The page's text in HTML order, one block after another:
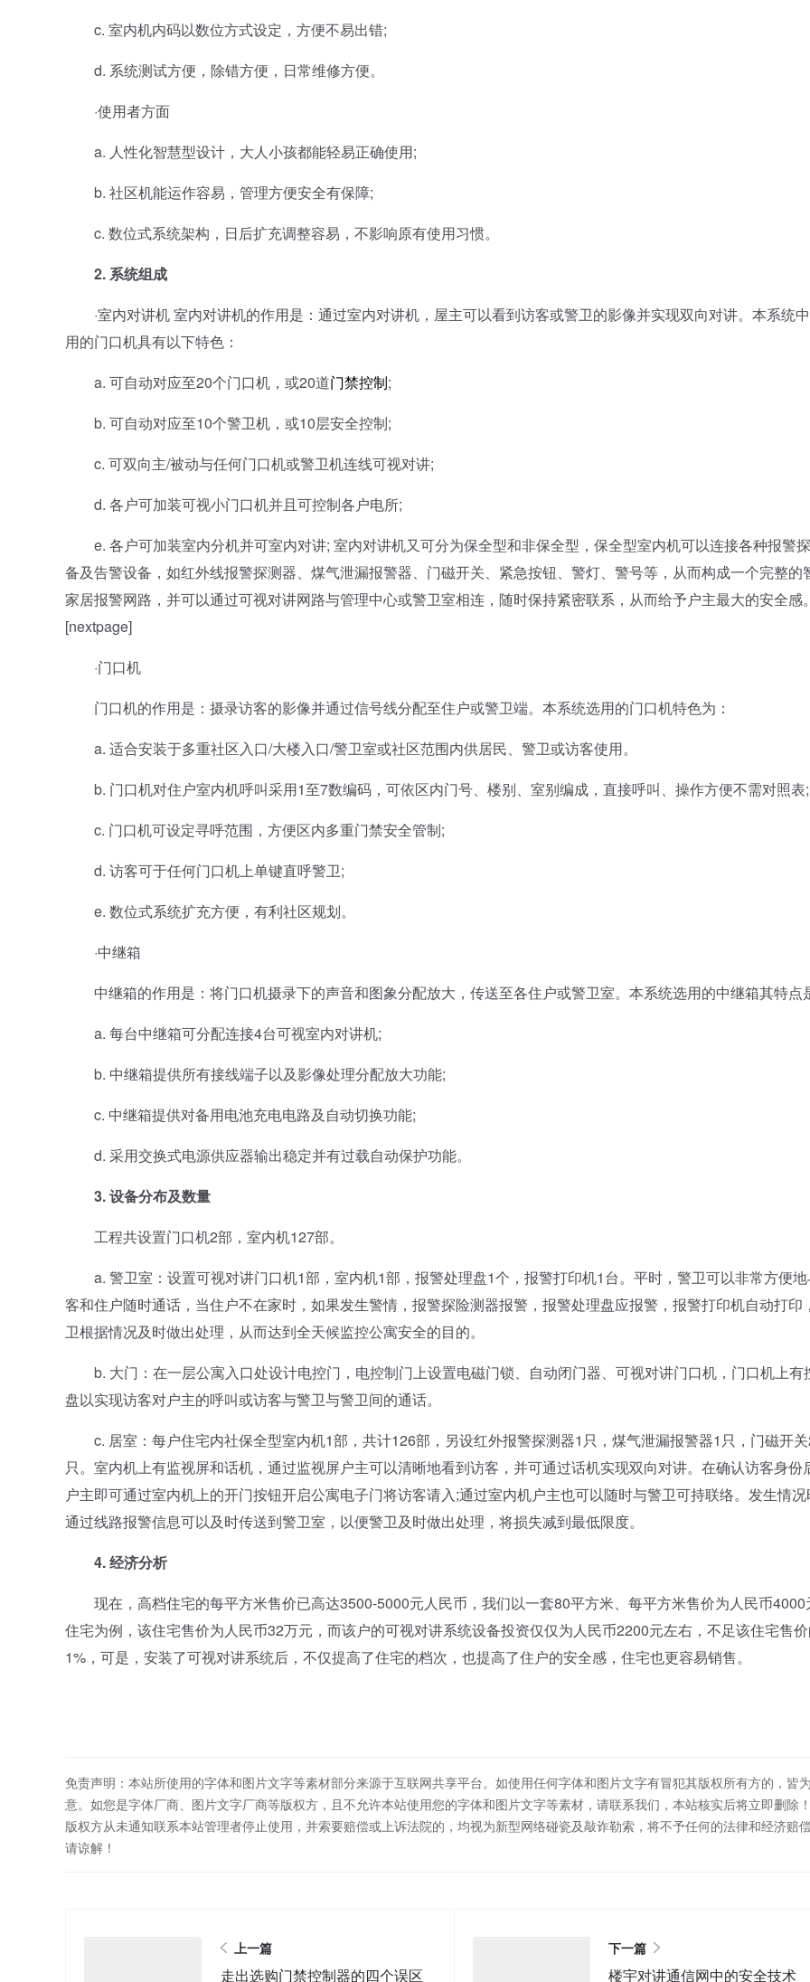
c. 室内机内码以数位方式设定，方便不易出错;
d. 系统测试方便，除错方便，日常维修方便。
·使用者方面
a. 人性化智慧型设计，大人小孩都能轻易正确使用;
b. 社区机能运作容易，管理方便安全有保障;
c. 数位式系统架构，日后扩充调整容易，不影响原有使用习惯。
2. 系统组成
·室内对讲机 室内对讲机的作用是：通过室内对讲机，屋主可以看到访客或警卫的影像并实现双向对讲。本系统
用的门口机具有以下特色：
a. 可自动对应至20个门口机，或20道门禁控制;
b. 可自动对应至10个警卫机，或10层安全控制;
c. 可双向主/被动与任何门口机或警卫机连线可视对讲;
d. 各户可加装可视小门口机并且可控制各户电所;
e. 各户可加装室内分机并可室内对讲; 室内对讲机又可分为保全型和非保全型，保全型室内机可以连接各种报警
备及告警设备，如红外线报警探测器、煤气泄漏报警器、门磁开关、紧急按钮、警灯、警号等，从而构成一个完整的
家居报警网路，并可以通过可视对讲网路与管理中心或警卫室相连，随时保持紧密联系，从而给予户主最大的安全感
[nextpage]
·门口机
门口机的作用是：摄录访客的影像并通过信号线分配至住户或警卫端。本系统选用的门口机特色为：
a. 适合安装于多重社区入口/大楼入口/警卫室或社区范围内供居民、警卫或访客使用。
b. 门口机对住户室内机呼叫采用1至7数编码，可依区内门号、楼别、室别编成，直接呼叫、操作方便不需对照表;
c. 门口机可设定寻呼范围，方便区内多重门禁安全管制;
d. 访客可于任何门口机上单键直呼警卫;
e. 数位式系统扩充方便，有利社区规划。
·中继箱
中继箱的作用是：将门口机摄录下的声音和图象分配放大，传送至各住户或警卫室。本系统选用的中继箱其特点
a. 每台中继箱可分配连接4台可视室内对讲机;
b. 中继箱提供所有接线端子以及影像处理分配放大功能;
c. 中继箱提供对备用电池充电电路及自动切换功能;
d. 采用交换式电源供应器输出稳定并有过载自动保护功能。
3. 设备分布及数量
工程共设置门口机2部，室内机127部。
a. 警卫室：设置可视对讲门口机1部，室内机1部，报警处理盘1个，报警打印机1台。平时，警卫可以非常方便
客和住户随时通话，当住户不在家时，如果发生警情，报警探险测器报警，报警处理盘应报警，报警打印机自动打印
卫根据情况及时做出处理，从而达到全天候监控公寓安全的目的。
b. 大门：在一层公寓入口处设计电控门，电控制门上设置电磁门锁、自动闭门器、可视对讲门口机，门口机上有
盘以实现访客对户主的呼叫或访客与警卫与警卫间的通话。
c. 居室：每户住宅内社保全型室内机1部，共计126部，另设红外报警探测器1只，煤气泄漏报警器1只，门磁开
只。室内机上有监视屏和话机，通过监视屏户主可以清晰地看到访客，并可通过话机实现双向对讲。在确认访客身份
户主即可通过室内机上的开门按钮开启公寓电子门将访客请入;通过室内机户主也可以随时与警卫可持联络。发生情
通过线路报警信息可以及时传送到警卫室，以便警卫及时做出处理，将损失减到最低限度。
4. 经济分析
现在，高档住宅的每平方米售价已高达3500-5000元人民币，我们以一套80平方米、每平方米售价为人民币4000
住宅为例，该住宅售价为人民币32万元，而该户的可视对讲系统设备投资仅仅为人民币2200元左右，不足该住宅售
1%，可是，安装了可视对讲系统后，不仅提高了住宅的档次，也提高了住户的安全感，住宅也更容易销售。
免责声明：本站所使用的字体和图片文字等素材部分来源于互联网共享平台。如使用任何字体和图片文字有冒犯其版权所有方的，皆
意。如您是字体厂商、图片文字厂商等版权方，且不允许本站使用您的字体和图片文字等素材，请联系我们，本站核实后将立即删除
版权方从未通知联系本站管理者停止使用，并索要赔偿或上诉法院的，均视为新型网络碰瓷及敲诈勒索，将不予任何的法律和经济赔
请谅解！
上一篇
走出选购门禁控制器的四个误区
下一篇
楼宇对讲通信网中的安全技术